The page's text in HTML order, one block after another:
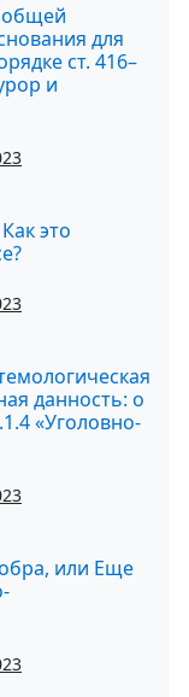
общей
для
ст. 416–
и
это
данность: о
«Уголовно-
или Еще